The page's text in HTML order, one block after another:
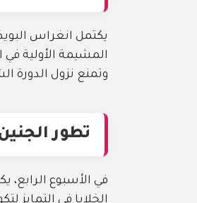
يكتمل انغراس
المشيمة الأولية
وتمنع نزول الدورة
تطور
في الأسبوع
الخلايا في التمايز